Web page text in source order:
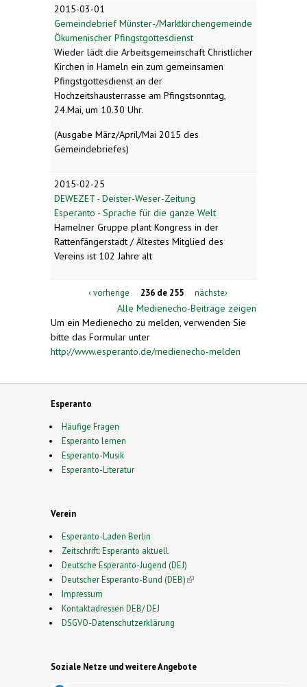
2015-03-01
Gemeindebrief Münster-/Marktkirchengemeinde
Ökumenischer Pfingstgottesdienst
Wieder lädt die Arbeitsgemeinschaft Christlicher
Kirchen in Hameln ein zum gemeinsamen
Pfingstgottesdienst an der
Hochzeitshausterrasse am Pfingstsonntag,
24.Mai, um 10.30 Uhr.
(Ausgabe März/April/Mai 2015 des
Gemeindebriefes)
2015-02-25
DEWEZET - Deister-Weser-Zeitung
Esperanto - Sprache für die ganze Welt
Hamelner Gruppe plant Kongress in der
Rattenfängerstadt / Ältestes Mitglied des
Vereins ist 102 Jahre alt
‹ vorherige 236 de 255 nächste›
Alle Medienecho-Beiträge zeigen
Um ein Medienecho zu melden, verwenden Sie
bitte das Formular unter
http://www.esperanto.de/medienecho-melden
Esperanto
Häufige Fragen
Esperanto lernen
Esperanto-Musik
Esperanto-Literatur
Verein
Esperanto-Laden Berlin
Zeitschrift: Esperanto aktuell
Deutsche Esperanto-Jugend (DEJ)
Deutscher Esperanto-Bund (DEB)(link is external)
Impressum
Kontaktadressen DEB/ DEJ
DSGVO-Datenschutzerklärung
Soziale Netze und weitere Angebote